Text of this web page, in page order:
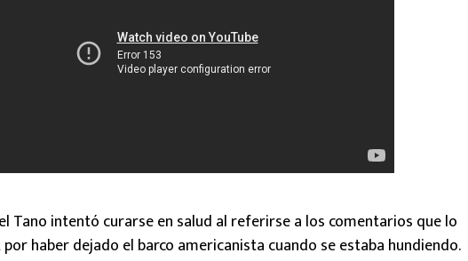
Tano intentó curarse en salud al referirse a los comentarios que lo
por haber dejado el barco americanista cuando se estaba hundiendo.